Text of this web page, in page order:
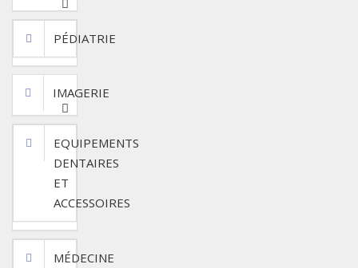
PÉDIATRIE
IMAGERIE
EQUIPEMENTS
DENTAIRES
ET
ACCESSOIRES
MÉDECINE